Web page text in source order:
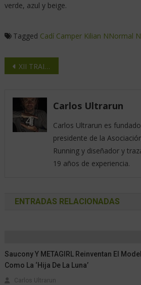
verde, azul y beige.
Tagged Cadí Camper Kilian NNormal
XII TRAIL LA CEBRERA, El Barraco 2026 la esencia del Trail
Carlos Ultrarun
Carlos Ultrarun es
presidente de la
Running y diseñador y
19 años de experiencia.
ENTRADAS RELACIONADAS
Saucony Y METAGIRL Reinventan El
Como La ‘Hija De La Luna’
Carlos Ultrarun